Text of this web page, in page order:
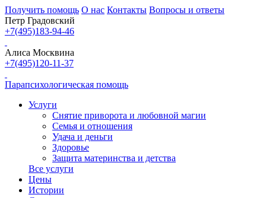
Получить помощь О нас Контакты Вопросы и ответы
Петр Градовский
+7(495)183-94-46
Алиса Москвина
+7(495)120-11-37
Парапсихологическая помощь
Услуги
Снятие приворота и любовной магии
Семья и отношения
Удача и деньги
Здоровье
Защита материнства и детства
Все услуги
Цены
Истории